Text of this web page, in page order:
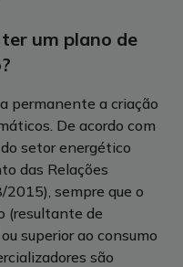
um plano de
permanente a criação
De acordo com
setor energético
das Relações
2015), sempre que o
(resultante de
superior ao consumo
são